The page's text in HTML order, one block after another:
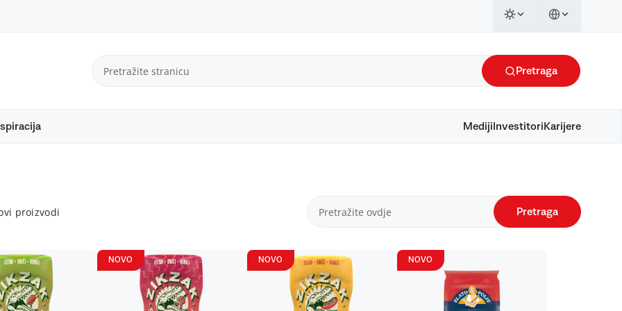
Pretraga
Mediji Investitori Karijere
proizvodi Pretraga
NOVO NOVO NOVO